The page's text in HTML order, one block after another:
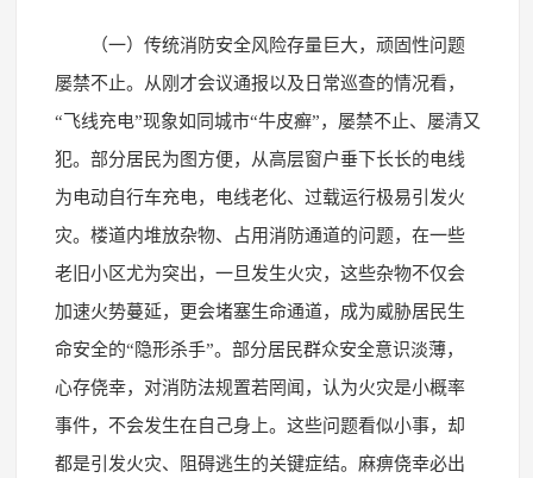
（一）传统消防安全风险存量巨大，顽固性问题
屡禁不止。从刚才会议通报以及日常巡查的情况看，
“飞线充电”现象如同城市“牛皮癣”，屡禁不止、屡清又
犯。部分居民为图方便，从高层窗户垂下长长的电线
为电动自行车充电，电线老化、过载运行极易引发火
灾。楼道内堆放杂物、占用消防通道的问题，在一些
老旧小区尤为突出，一旦发生火灾，这些杂物不仅会
加速火势蔓延，更会堵塞生命通道，成为威胁居民生
命安全的“隐形杀手”。部分居民群众安全意识淡薄，
心存侥幸，对消防法规置若罔闻，认为火灾是小概率
事件，不会发生在自己身上。这些问题看似小事，却
都是引发火灾、阻碍逃生的关键症结。麻痹侥幸必出